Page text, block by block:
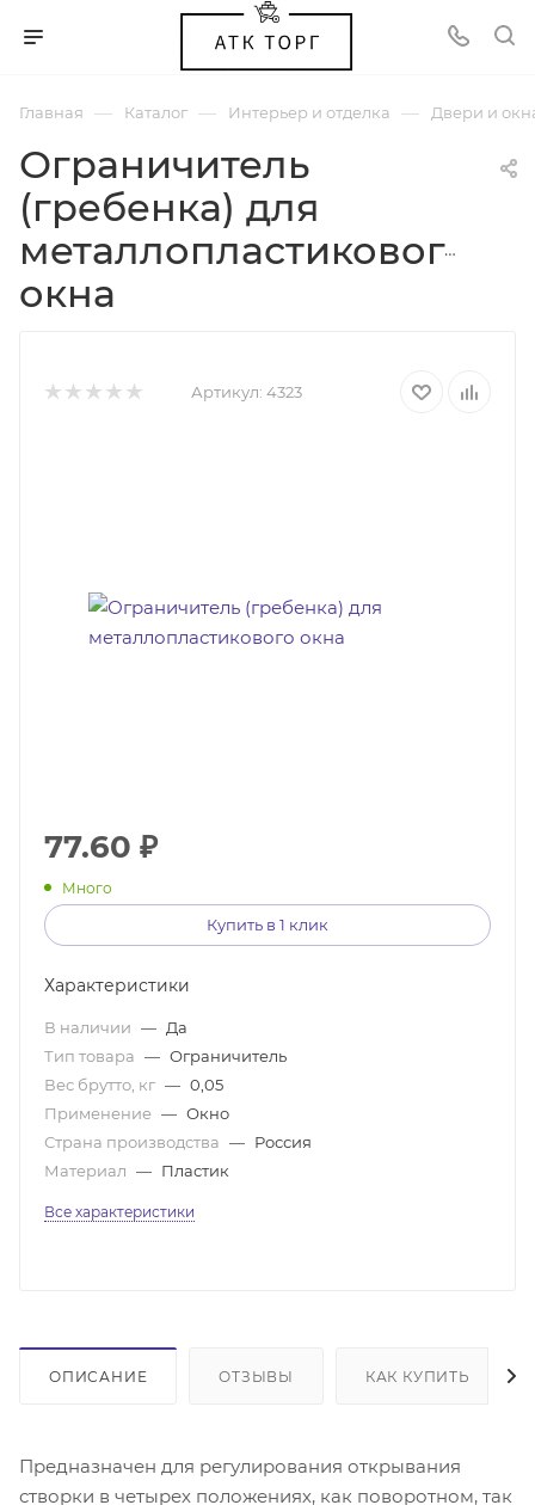
Главная — Каталог — Интерьер и отделка — Двери и
Ограничитель
(гребенка) для
металлопластикового
окна
Артикул: 4323
77.60 ₽
Много
Купить в 1 клик
Характеристики
В наличии — Да
Тип товара — Ограничитель
Вес брутто, кг — 0,05
Применение — Окно
Страна производства — Россия
Материал — Пластик
Все характеристики
ОПИСАНИЕ ОТЗЫВЫ КАК КУПИТЬ
Предназначен для регулирования открывания
створки в четырех положениях, как поворотном, так